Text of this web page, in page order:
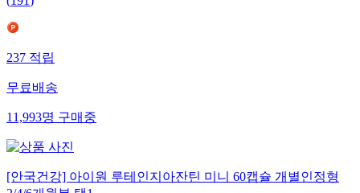
(191)
237적립
무료배송
11,993명구매중
[안국건강] 아이원 루테인지아잔틴 미니 60캡슐 개별인정형